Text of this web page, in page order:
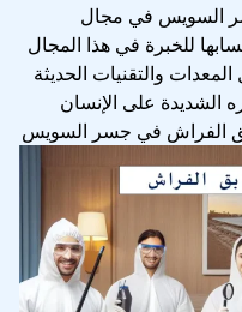
السويس في مجال
للخبرة في هذا المجال
والتقنيات الحديثة
الشديدة على الإنسان
الفراش في جسر السويس